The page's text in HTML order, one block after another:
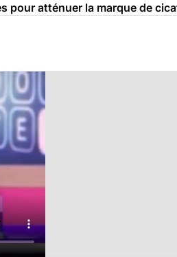
pour atténuer la marque de